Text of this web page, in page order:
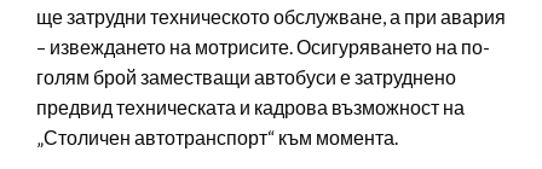
ще затрудни техническото обслужване, а при авария
– извеждането на мотрисите. Осигуряването на по-
голям брой заместващи автобуси е затруднено
предвид техническата и кадрова възможност на
„Столичен автотранспорт“ към момента.